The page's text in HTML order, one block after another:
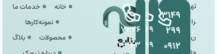
صنایع
ته
را
ن
۳۱۴۹
۲۹۹
۰۹۱۲
۳۱۴۹
۲۹۹
۷۳۲۶
۳۳۴۳
خانه
خدمات ما
نمونه‌کارها
محصولات
بلاگ